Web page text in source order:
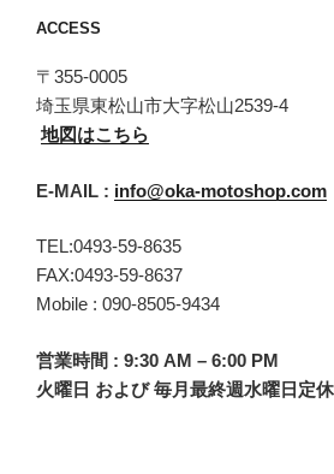
ACCESS
〒355-0005
埼玉県東松山市大字松山2539-4
地図はこちら
E-MAIL : info@oka-motoshop.com
TEL:0493-59-8635
FAX:0493-59-8637
Mobile : 090-8505-9434
営業時間 : 9:30 AM – 6:00 PM
火曜日 および 毎月最終週水曜日定休